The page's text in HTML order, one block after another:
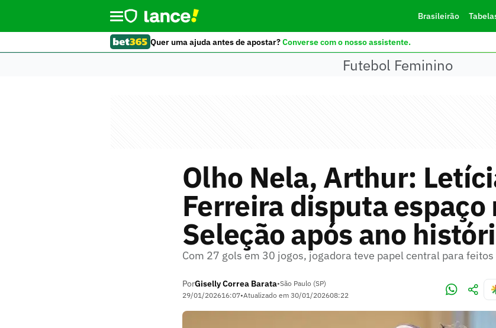
Brasileirão
Quer uma ajuda antes de apostar?Converse com o nosso assistente.
Futebol Feminino
Olho Nela, Arthur:
Ferreira disputa espaço
Seleção após ano
Com 27 gols em 30 jogos, jogadora teve papel central para feitos
PorGiselly Correa Barata•São Paulo (SP)
29/01/202616:07•Atualizado em 30/01/202608:22